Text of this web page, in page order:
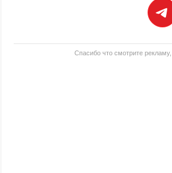
Спасибо что смотрите